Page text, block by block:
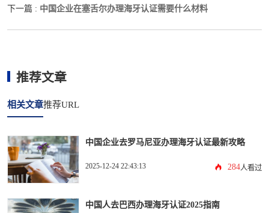
下一篇 : 中国企业在塞舌尔办理海牙认证需要什么材料
推荐文章
相关文章推荐URL
中国企业去罗马尼亚办理海牙认证最新攻略
2025-12-24 22:43:13 284人看过
中国人去巴西办理海牙认证2025指南